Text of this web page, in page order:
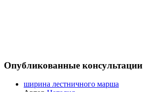
Опубликованные консультации
ширина лестничного марша